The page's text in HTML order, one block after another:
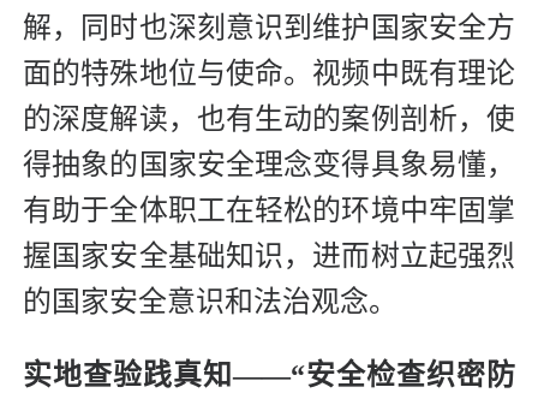
解，同时也深刻意识到维护国家安全方
面的特殊地位与使命。视频中既有理论
的深度解读，也有生动的案例剖析，使
得抽象的国家安全理念变得具象易懂，
有助于全体职工在轻松的环境中牢固掌
握国家安全基础知识，进而树立起强烈
的国家安全意识和法治观念。
实地查验践真知——“安全检查织密防